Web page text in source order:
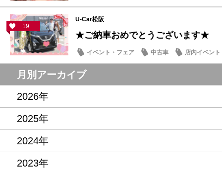
19
U-Car松阪
★ご納車おめでとうございます★
イベント・フェア 中古車 店内イベント
月別アーカイブ
2026年
2025年
2024年
2023年